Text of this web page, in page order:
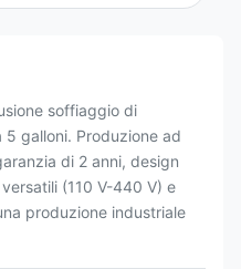
soffiaggio di
5 galloni. Produzione ad
di 2 anni, design
(110 V-440 V) e
produzione industriale